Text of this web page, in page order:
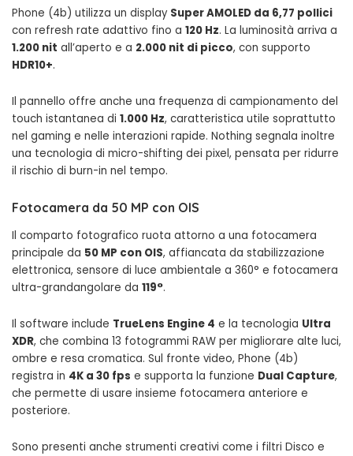
Phone (4b) utilizza un display Super AMOLED da 6,77 pollici
con refresh rate adattivo fino a 120 Hz. La luminosità arriva a
1.200 nit all’aperto e a 2.000 nit di picco, con supporto
HDR10+.
Il pannello offre anche una frequenza di campionamento del
touch istantanea di 1.000 Hz, caratteristica utile soprattutto
nel gaming e nelle interazioni rapide. Nothing segnala inoltre
una tecnologia di micro-shifting dei pixel, pensata per ridurre
il rischio di burn-in nel tempo.
Fotocamera da 50 MP con OIS
Il comparto fotografico ruota attorno a una fotocamera
principale da 50 MP con OIS, affiancata da stabilizzazione
elettronica, sensore di luce ambientale a 360° e fotocamera
ultra-grandangolare da 119°.
Il software include TrueLens Engine 4 e la tecnologia Ultra
XDR, che combina 13 fotogrammi RAW per migliorare alte luci,
ombre e resa cromatica. Sul fronte video, Phone (4b)
registra in 4K a 30 fps e supporta la funzione Dual Capture,
che permette di usare insieme fotocamera anteriore e
posteriore.
Sono presenti anche strumenti creativi come i filtri Disco e